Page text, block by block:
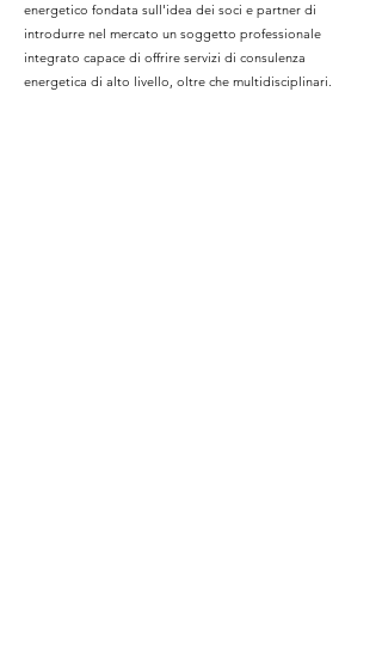
energetico fondata sull'idea dei soci e partner di
introdurre nel mercato un soggetto professionale
integrato capace di offrire servizi di consulenza
energetica di alto livello, oltre che multidisciplinari.